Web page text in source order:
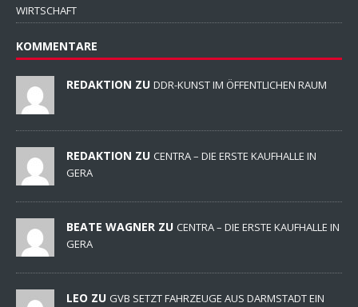
WIRTSCHAFT
KOMMENTARE
REDAKTION ZU DDR-KUNST IM ÖFFENTLICHEN RAUM
REDAKTION ZU CENTRA – DIE ERSTE KAUFHALLE IN
GERA
BEATE WAGNER ZU CENTRA – DIE ERSTE KAUFHALLE IN
GERA
LEO ZU GVB SETZT FAHRZEUGE AUS DARMSTADT EIN